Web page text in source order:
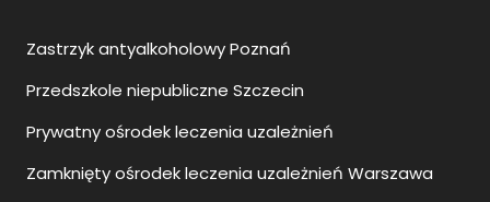
Zastrzyk antyalkoholowy Poznań
Przedszkole niepubliczne Szczecin
Prywatny ośrodek leczenia uzależnień
Zamknięty ośrodek leczenia uzależnień Warszawa